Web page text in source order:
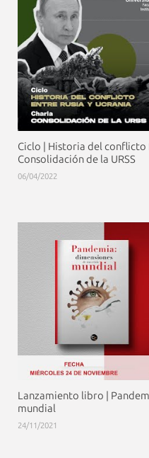
Ciclo | Historia del conflicto
Consolidación de la URSS
06/04/2022
Lanzamiento libro |
mundial
24/11/2021